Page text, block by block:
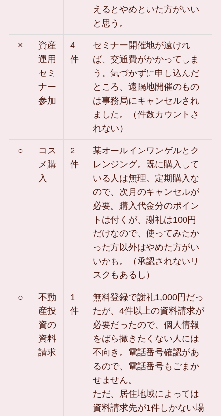
えるとやめといた方がいい
と思う。
×
資産
運用
セミ
ナー
参加
4
件
セミナー開催地が遠けれ
ば、交通費がかかってしま
う。気づかずに申し込んだ
ところ、遠隔地開催のもの
は事務局にキャンセルされ
ました。（件数カウントさ
れない）
○
コス
メ購
入
2
件
某オールインワンゲルとク
レンジング。既に購入して
いる人は無理。定期購入な
ので、次月のキャンセルが
必要。購入代金分のポイン
トは付くが、謝礼は100円
だけなので、使ってみたか
った方以外はやめた方がい
いかも。（承認されないリ
スクもあるし）
○
不動
産投
資の
資料
請求
1
件
無料登録で謝礼1,000円だっ
たが、4件以上の資料請求が
必要だったので、個人情報
をばら撒きたくない人には
不向き。電話番号確認があ
るので、電話番号もごまか
せません。
ただ、居住地域によっては
資料請求先が1件しかない場